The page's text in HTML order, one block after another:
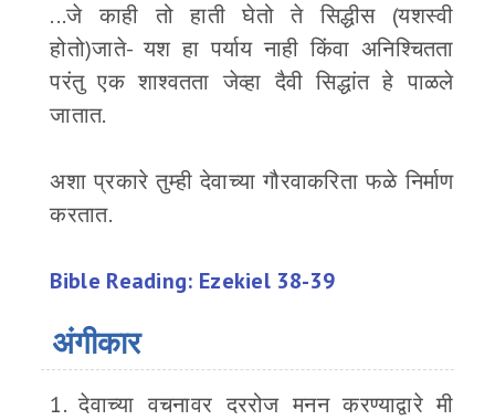
...जे काही तो हाती घेतो ते सिद्धीस (यशस्वी
होतो)जाते- यश हा पर्याय नाही किंवा अनिश्चितता
परंतु एक शाश्वतता जेव्हा दैवी सिद्धांत हे पाळले
जातात.
अशा प्रकारे तुम्ही देवाच्या गौरवाकरिता फळे निर्माण
करतात.
Bible Reading: Ezekiel 38-39
अंगीकार
1. देवाच्या वचनावर दररोज मनन करण्याद्वारे मी